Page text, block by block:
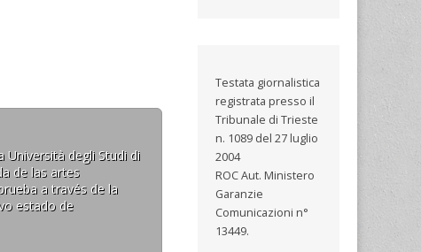
Università degli Studi di
de las artes
a través de la
estado de
Testata giornalistica
registrata presso il
Tribunale di Trieste
n. 1089 del 27 luglio
2004
ROC Aut. Ministero
Garanzie
Comunicazioni n°
13449.